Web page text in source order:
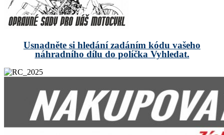
Usnadněte si hledání zadáním kódu vašeho
náhradního dílu do políčka Vyhledat.